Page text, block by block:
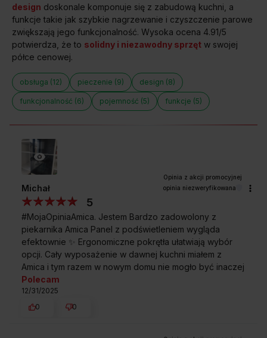
RÓWNOMIERNE PIECZENIE NA KILKU POZIOMACH
Więcej wypieków w jednocześnie
Nowa konstrukcja wnętrza piekarnika, z większą grzałką
opiekacza, gwarantuje idealną, równomierną dystrybucję
ciepła w całej komorze. Dzięki temu możesz przygotować dużą
porcję wypieków, mając pewność, że będą one równo
wypieczone i zarumienione. W tym pojemnym piekarniku
bez problemu zmieścisz ponad 100 muffinek! Możesz też
na kilku poziomach naraz suszyć grzyby i owoce. A większa
powierzchnia tylnej osłony wentylatora z nowym układem
otworów przyspieszy nagrzewanie, żeby praca szła Ci jeszcze
sprawniej.
design doskonale komponuje się z zabudową kuchni, a
funkcje takie jak szybkie nagrzewanie i czyszczenie parowe
zwiększają jego funkcjonalność. Wysoka ocena 4.91/5
potwierdza, że to solidny i niezawodny sprzęt w swojej
półce cenowej.
obsługa (12) pieczenie (9) design (8)
funkcjonalność (6) pojemność (5) funkcje (5)
Michał opinia niezweryfikowana
5
#MojaOpiniaAmica. Jestem Bardzo zadowolony z
piekarnika Amica Panel z podświetleniem wygląda
efektownie ✨ Ergonomiczne pokrętła ułatwiają wybór
opcji. Cały wyposażenie w dawnej kuchni miałem z
Amica i tym razem w nowym domu nie mogło być inaczej
Polecam
12/31/2025
0
0